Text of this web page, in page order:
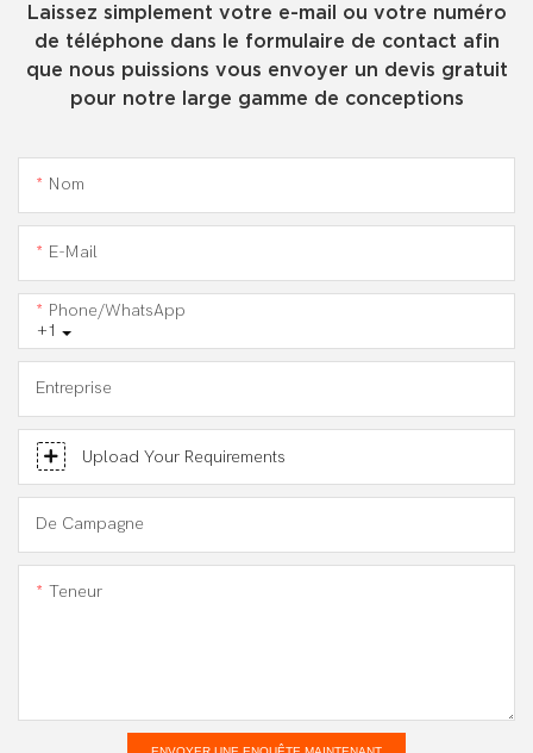
Laissez simplement votre e-mail ou votre numéro
de téléphone dans le formulaire de contact afin
que nous puissions vous envoyer un devis gratuit
pour notre large gamme de conceptions
Nom
E-Mail
+1
Phone/WhatsApp
Entreprise
Upload Your Requirements
De Campagne
Teneur